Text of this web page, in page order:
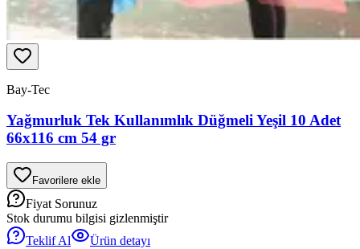
Bay-Tec
Yağmurluk Tek Kullanımlık Düğmeli Yeşil 10 Adet
66x116 cm 54 gr
Favorilere ekle
Fiyat Sorunuz
Stok durumu bilgisi gizlenmiştir
Teklif Al
Ürün detayı